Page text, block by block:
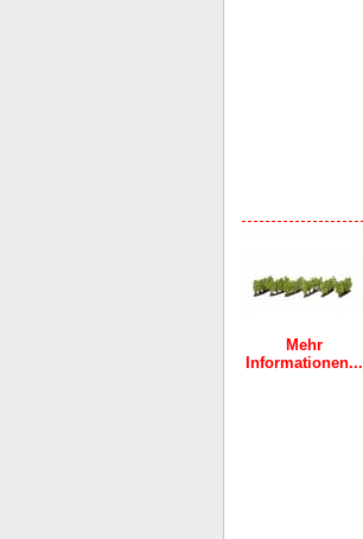
Mehr
Informationen...